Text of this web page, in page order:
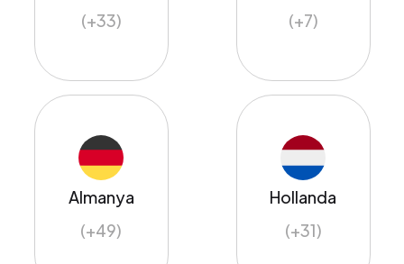
(+33)
(+7)
Almanya
(+49)
Hollanda
(+31)